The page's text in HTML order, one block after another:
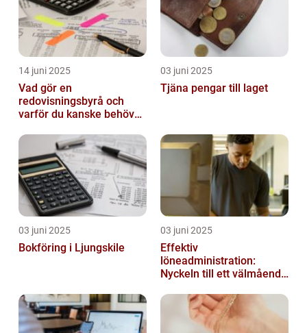
14 juni 2025
Vad gör en
redovisningsbyrå och
varför du kanske behöver
03 juni 2025
Tjäna pengar till laget
03 juni 2025
Bokföring i Ljungskile
03 juni 2025
Effektiv
löneadministration:
Nyckeln till ett välmående